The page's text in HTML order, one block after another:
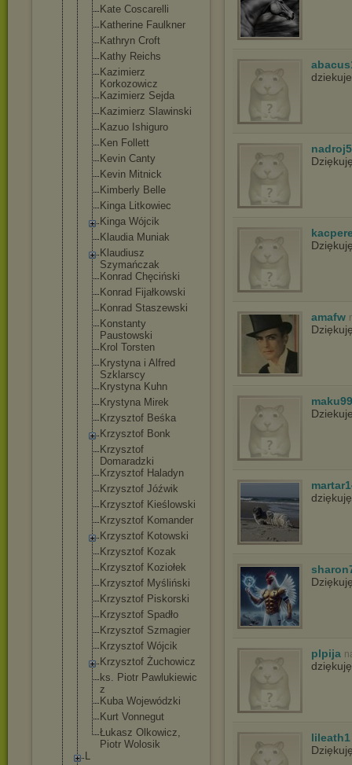
Kate Coscarelli
Katherine Faulkner
Kathryn Croft
Kathy Reichs
Kazimierz
Korkozowicz
Kazimierz Sejda
Kazimierz Slawinski
Kazuo Ishiguro
Ken Follett
Kevin Canty
Kevin Mitnick
Kimberly Belle
Kinga Litkowiec
Kinga Wójcik
Klaudia Muniak
Klaudiusz
Szymańczak
Konrad Chęciński
Konrad Fijałkowski
Konrad Staszewski
Konstanty
Paustowski
Krol Torsten
Krystyna i Alfred
Szklarscy
Krystyna Kuhn
Krystyna Mirek
Krzysztof Beśka
Krzysztof Bonk
Krzysztof
Domaradzki
Krzysztof Haladyn
Krzysztof Jóźwik
Krzysztof Kieślowski
Krzysztof Komander
Krzysztof Kotowski
Krzysztof Kozak
Krzysztof Koziołek
Krzysztof Myśliński
Krzysztof Piskorski
Krzysztof Spadło
Krzysztof Szmagier
Krzysztof Wójcik
Krzysztof Żuchowicz
ks. Piotr Pawlukiewic
z
Kuba Wojewódzki
Kurt Vonnegut
Łukasz Olkowicz,
Piotr Wolosik
L
dziekuje
amafw
maku99
plpija
dziękuję
lileath1